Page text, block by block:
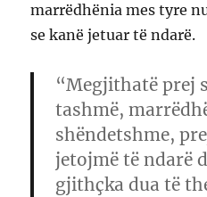
marrëdhënia mes tyre
se kanë jetuar të ndarë.
“Megjithatë prej
tashmë,
shëndetshme,
jetojmë të ndarë
gjithçka dua të